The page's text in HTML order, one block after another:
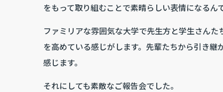
をもって取り組むことで素晴らしい表情になるん
ファミリアな雰囲気な大学で先生方と学生さん
を高めている感じがします。先輩たちから引き
感じます。
それにしても素敵なご報告会でした。